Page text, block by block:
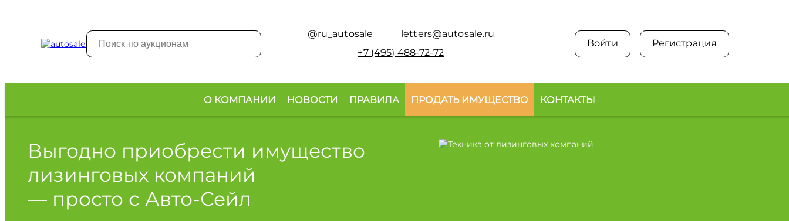
@ru_autosale
letters@autosale.ru
+7 (495) 488-72-72
Войти Регистрация
О КОМПАНИИ НОВОСТИ ПРАВИЛА ПРОДАТЬ ИМУЩЕСТВО КОНТАКТЫ
Выгодно приобрести имущество
лизинговых компаний
— просто с Авто-Сейл